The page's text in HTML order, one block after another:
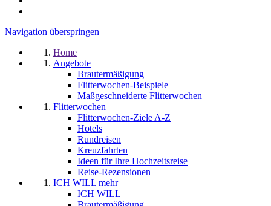
Navigation überspringen
Home
Angebote
Brautermäßigung
Flitterwochen-Beispiele
Maßgeschneiderte Flitterwochen
Flitterwochen
Flitterwochen-Ziele A-Z
Hotels
Rundreisen
Kreuzfahrten
Ideen für Ihre Hochzeitsreise
Reise-Rezensionen
ICH WILL mehr
ICH WILL